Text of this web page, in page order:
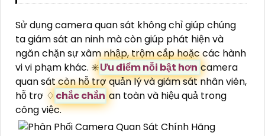
Sử dụng camera quan sát không chỉ giúp chúng
ta giám sát an ninh mà còn giúp phát hiện và
ngăn chặn sự xâm nhập, trộm cắp hoặc các hành
vi vi phạm khác. ✳️Ưu điểm nỗi bật hơn camera
quan sát còn hỗ trợ quản lý và giám sát nhân viên,
hỗ trợ ♢ chắc chắn an toàn và hiệu quả trong
công việc.